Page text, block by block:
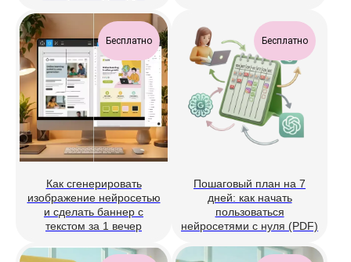
Бесплатно
Как сгенерировать
изображение нейросетью
и сделать баннер с
текстом за 1 вечер
Бесплатно
Пошаговый план на 7
дней: как начать
пользоваться
нейросетями с нуля (PDF)